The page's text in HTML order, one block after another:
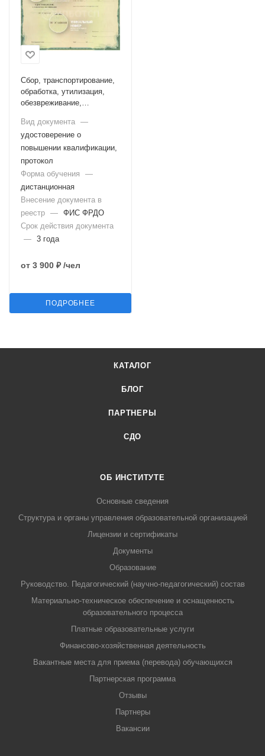
Сбор, транспортирование,
обработка, утилизация,
обезвреживание,
классов опасности
Вид документа —
удостоверение о
повышении квалификации,
протокол
Форма обучения
—
дистанционная
Внесение документа в
реестр — ФИС ФРДО
Срок действия документа
— 3 года
от 3 900 ₽ /чел
ПОДРОБНЕЕ
КАТАЛОГ
БЛОГ
ПАРТНЕРЫ
СДО
ОБ ИНСТИТУТЕ
Основные сведения
Структура и органы управления образовательной организацией
Лицензии и сертификаты
Документы
Образование
Руководство. Педагогический (научно-педагогический) состав
Материально-техническое обеспечение и оснащенность
образовательного процесса
Платные образовательные услуги
Финансово-хозяйственная деятельность
Вакантные места для приема (перевода) обучающихся
Партнерская программа
Отзывы
Партнеры
Вакансии